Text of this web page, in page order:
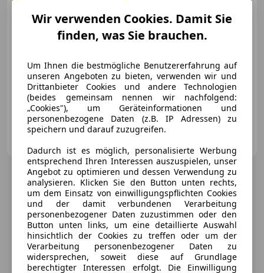
€ 13 990
09/2023 39 500 km Benzin
81 kW (110 PS)
Autohaus Seidl GmbH
Wir verwenden Cookies. Damit Sie
finden, was Sie brauchen.
Um Ihnen die bestmögliche Benutzererfahrung auf
unseren Angeboten zu bieten, verwenden wir und
Drittanbieter Cookies und andere Technologien
(beides gemeinsam nennen wir nachfolgend:
„Cookies"), um Geräteinformationen und
personenbezogene Daten (z.B. IP Adressen) zu
speichern und darauf zuzugreifen.
Dadurch ist es möglich, personalisierte Werbung
entsprechend Ihren Interessen auszuspielen, unser
Angebot zu optimieren und dessen Verwendung zu
analysieren. Klicken Sie den Button unten rechts,
um dem Einsatz von einwilligungspflichten Cookies
und der damit verbundenen Verarbeitung
personenbezogener Daten zuzustimmen oder den
Button unten links, um eine detaillierte Auswahl
hinsichtlich der Cookies zu treffen oder um der
Verarbeitung personenbezogener Daten zu
widersprechen, soweit diese auf Grundlage
berechtigter Interessen erfolgt. Die Einwilligung